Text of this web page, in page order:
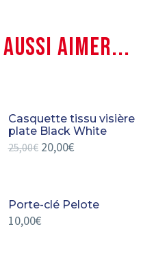
AUSSI AIMER...
Casquette tissu visière
plate Black White
25,00€ 20,00€
Porte-clé Pelote
10,00€